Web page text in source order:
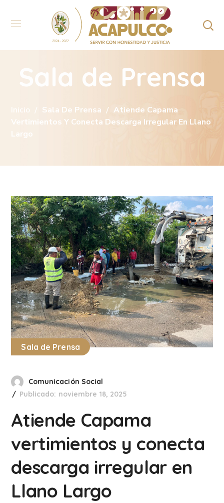
Sala de Prensa
Inicio Sala De Prensa
Atiende Capama
Vertimientos Y Conecta Descarga Irregular En Llano
Largo
Sala de Prensa
Comunicación Social
Publicado: noviembre 18, 2025
Atiende Capama
vertimientos y conecta
descarga irregular en
Llano Largo